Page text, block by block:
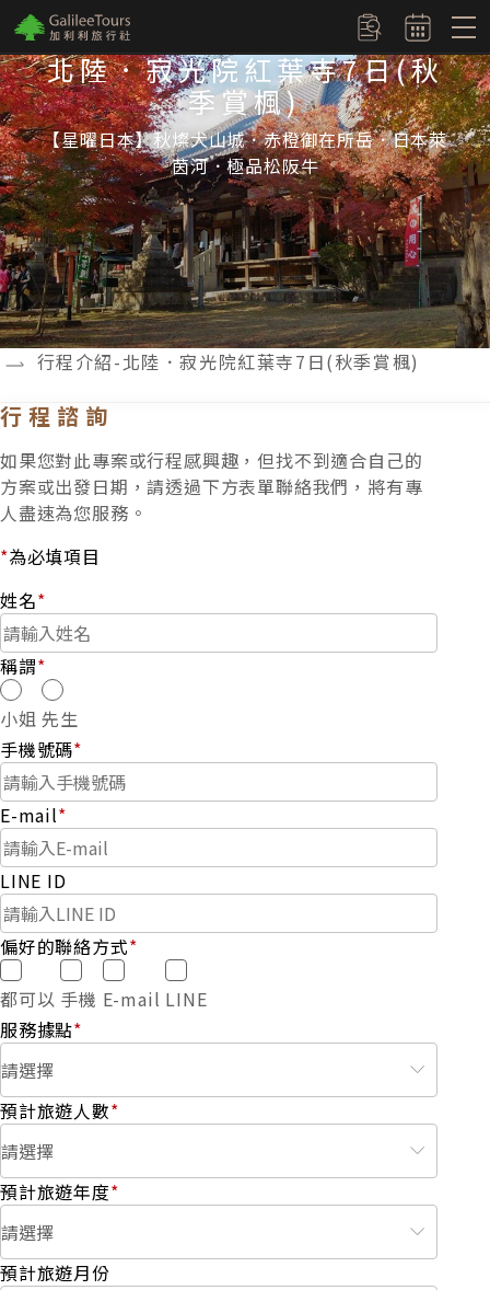
logo 訂單查詢
北陸．寂光院紅葉寺7日(秋
季賞楓)
【星曜日本】秋燦犬山城．赤橙御在所岳．日本萊
茵河．極品松阪牛
行程介紹-北陸．寂光院紅葉寺7日(秋季賞楓)
行程諮詢
如果您對此專案或行程感興趣，但找不到適合自己的
方案或出發日期，請透過下方表單聯絡我們，將有專
人盡速為您服務。
*為必填項目
姓名*
稱謂*
小姐 先生
手機號碼*
E-mail*
LINE ID
偏好的聯絡方式*
都可以 手機 E-mail LINE
服務據點*
預計旅遊人數*
預計旅遊年度*
預計旅遊月份